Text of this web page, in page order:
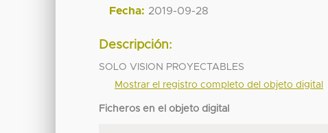
Fecha: 2019-09-28
Descripción:
SOLO VISION PROYECTABLES
Mostrar el registro completo del objeto digital
Ficheros en el objeto digital